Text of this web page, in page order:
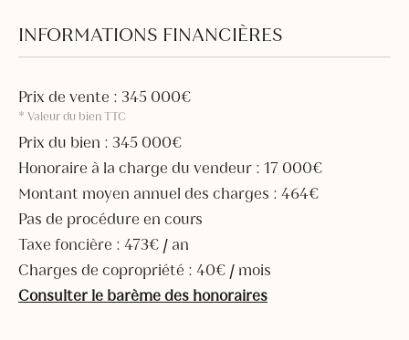
INFORMATIONS FINANCIÈRES
Prix de vente : 345 000€
* Valeur du bien TTC
Prix du bien : 345 000€
Honoraire à la charge du vendeur : 17 000€
Montant moyen annuel des charges : 464€
Pas de procédure en cours
Taxe foncière : 473€ / an
Charges de copropriété : 40€ / mois
Consulter le barème des honoraires